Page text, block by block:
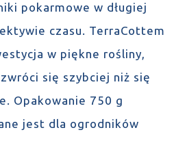
pokarmowe w długiej
czasu. TerraCottem
w piękne rośliny,
się szybciej niż się
Opakowanie 750 g
jest dla ogrodników